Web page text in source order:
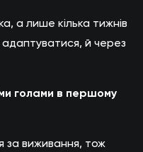
а лише кілька тижнів
й через
голами в першому
за виживання, тож